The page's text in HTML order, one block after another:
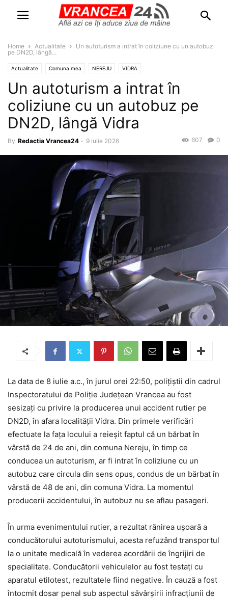
Home Actualitate
Un autoturism a intrat în coliziune cu un autobuz
pe DN2D, lângă...
Actualitate Comuna mea NEREJU VIDRA
Un autoturism a intrat în
coliziune cu un autobuz pe
DN2D, lângă Vidra
By Redactia Vrancea24 - 9 iulie 2026 0
607
La data de 8 iulie a.c., în jurul orei 22:50, polițiștii din cadrul
Inspectoratului de Poliție Județean Vrancea au fost
sesizați cu privire la producerea unui accident rutier pe
DN2D, în afara localității Vidra. Din primele verificări
efectuate la fața locului a reieșit faptul că un bărbat în
vârstă de 24 de ani, din comuna Nereju, în timp ce
conducea un autoturism, ar fi intrat în coliziune cu un
autobuz care circula din sens opus, condus de un bărbat în
vârstă de 48 de ani, din comuna Vidra. La momentul
producerii accidentului, în autobuz nu se aflau pasageri.
În urma evenimentului rutier, a rezultat rănirea ușoară a
conducătorului autoturismului, acesta refuzând transportul
la o unitate medicală în vederea acordării de îngrijiri de
specialitate. Conducătorii vehiculelor au fost testați cu
aparatul etilotest, rezultatele fiind negative. În cauză a fost
întocmit dosar penal sub aspectul săvârșirii infracțiunii de